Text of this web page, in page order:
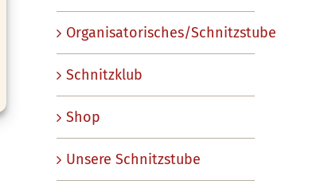
Organisatorisches/Schnitzstube
Schnitzklub
Shop
Unsere Schnitzstube